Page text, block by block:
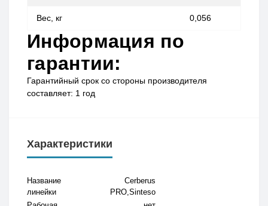
Вес, кг 0,056
Информация по
гарантии:
Гарантийный срок со стороны производителя
составляет: 1 год
Характеристики
Название
линейки
Cerberus
PRO,Sinteso